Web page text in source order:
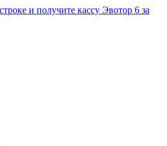
и получите кассу Эвотор 6 за